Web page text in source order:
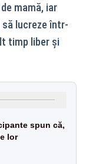
mamă, iar
lucreze într-
timp liber și
spun că,
lor